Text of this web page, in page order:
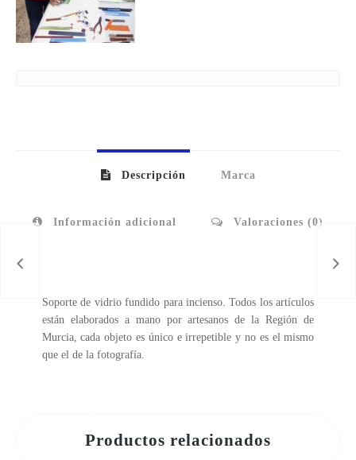
Descripción Marca
Información adicional Valoraciones (0)
Soporte de vidrio fundido para incienso. Todos los artículos
están elaborados a mano por artesanos de la Región de
Murcia, cada objeto es único e irrepetible y no es el mismo
que el de la fotografía.
Productos relacionados